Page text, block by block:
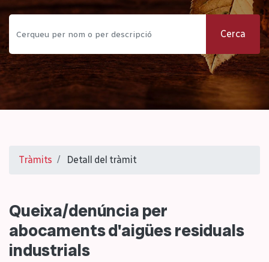
Cerca
Tràmits Detall del tràmit
Queixa/denúncia per
abocaments d'aigües residuals
industrials